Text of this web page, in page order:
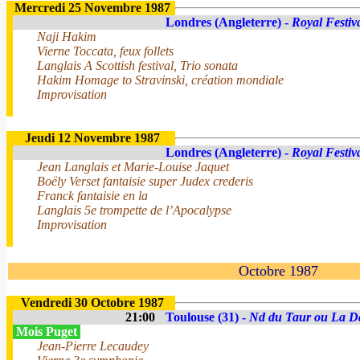
Mercredi 25 Novembre 1987
Londres (Angleterre) - Royal
Naji Hakim
Vierne Toccata, feux follets
Langlais A Scottish festival, Trio sonata
Hakim Homage to Stravinski, création mondiale
Improvisation
Jeudi 12 Novembre 1987
Londres (Angleterre) - Royal
Jean Langlais et Marie-Louise Jaquet
Boëly Verset fantaisie super Judex crederis
Franck fantaisie en la
Langlais 5e trompette de l’Apocalypse
Improvisation
Octobre 1987
Vendredi 30 Octobre 1987
21:00
Toulouse (31) - Nd du Taur ou La
Mois Puget
Jean-Pierre Lecaudey